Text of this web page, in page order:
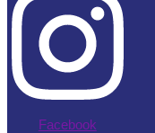
Facebook